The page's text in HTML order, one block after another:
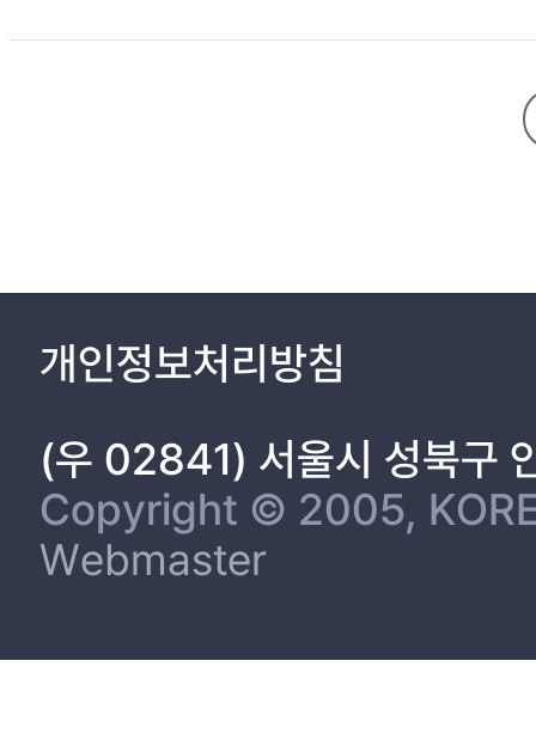
개인정보처리방침
(우 02841) 서울시 성북구
Copyright © 2005,
Webmaster